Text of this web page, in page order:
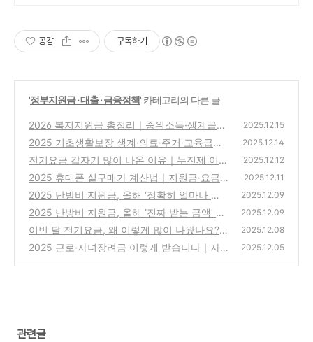
공감 구독하기
'정부지원금 · 대출 · 금융정책' 카테고리의 다른 글
2026 복지지원금 총정리｜중위소득·생계급여
·장려금 어떻게 달라질까
(0)
2025.12.15
2025 기초생활보장 생계·의료·주거·교육급여
기준표 총정리 (최신 고시 반영)
(0)
2025.12.14
전기요금 갑자기 많이 나온 이유｜누진제 이
구간 때문입니다 (2026)
(0)
2025.12.12
2025 휴대폰 실구매가 계산법｜지원금·요금
제까지 ‘진짜 내가 내는 금액’
(0)
2025.12.11
2025 난방비 지원금, 올해 ‘정확히 얼마나 줄
어드는지’ 3분 만에 확인하세요
(0)
2025.12.09
2025 난방비 지원금, 올해 ‘진짜 받는 금액’ 총
정리
(0)
2025.12.09
이번 달 전기요금, 왜 이렇게 많이 나왔나요?
(0)
2025.12.08
2025 근로·자녀장려금 이렇게 받습니다｜자
2025.12.05
관련글